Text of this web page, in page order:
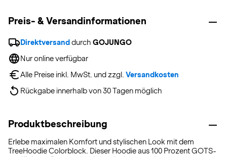
Preis- & Versandinformationen
Direktversand durch GOJUNGO
Nur online verfügbar
Alle Preise inkl. MwSt. und zzgl. Versandkosten
Rückgabe innerhalb von 30 Tagen möglich
Produktbeschreibung
Erlebe maximalen Komfort und stylischen Look mit dem
TreeHoodie Colorblock. Dieser Hoodie aus 100 Prozent GOTS-